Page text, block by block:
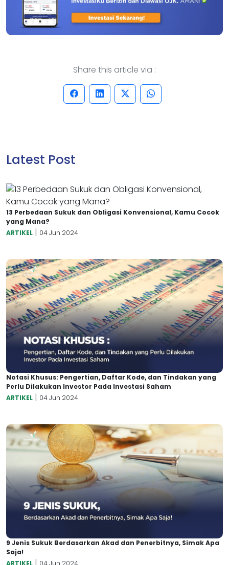
Share this article via :
Latest Post
13 Perbedaan Sukuk dan Obligasi Konvensional, Kamu Cocok
yang Mana?
ARTIKEL | 04 Jun 2024
Notasi Khusus: Pengertian, Daftar Kode, dan Tindakan yang
Perlu Dilakukan Investor Pada Investasi Saham
ARTIKEL | 04 Jun 2024
9 Jenis Sukuk Berdasarkan Akad dan Penerbitnya, Simak Apa
Saja!
ARTIKEL | 04 Jun 2024